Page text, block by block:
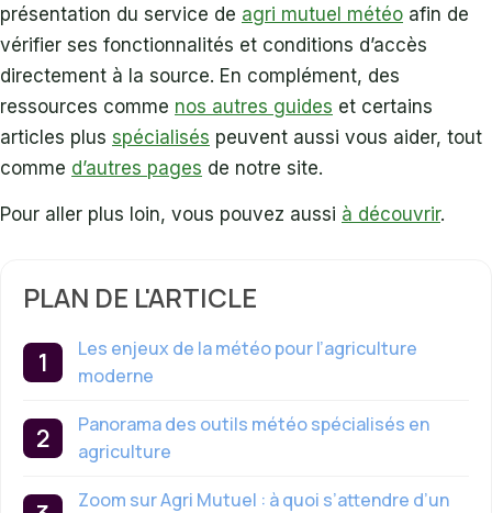
présentation du service de agri mutuel météo afin de
vérifier ses fonctionnalités et conditions d’accès
directement à la source. En complément, des
ressources comme nos autres guides et certains
articles plus spécialisés peuvent aussi vous aider, tout
comme d’autres pages de notre site.
Pour aller plus loin, vous pouvez aussi à découvrir.
PLAN DE L'ARTICLE
Les enjeux de la météo pour l’agriculture
moderne
Panorama des outils météo spécialisés en
agriculture
Zoom sur Agri Mutuel : à quoi s’attendre d’un